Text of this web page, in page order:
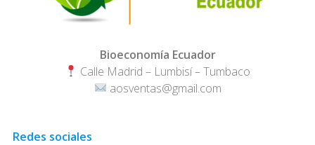
Bioeconomía Ecuador
Calle Madrid – Lumbisí – Tumbaco
aosventas@gmail.com
Redes sociales